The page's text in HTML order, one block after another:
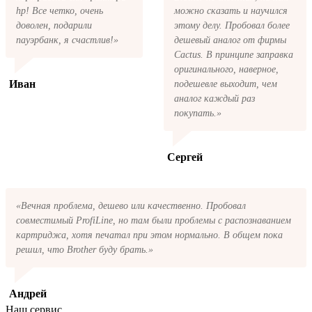
пожалуйста, свяжитесь с нами через сервис
обратная связь, или позвоните.
hp! Все четко, очень
доволен, подарили
пауэрбанк, я счастлив!»
Иван
можно сказать и научился
этому делу. Пробовал более
дешевый аналог от фирмы
Cactus. В принципе заправка
оригинального, наверное,
подешевле выходит, чем
аналог каждый раз
покупать.»
Сергей
«Вечная проблема, дешево или качественно. Пробовал
совместимый ProfiLine, но там были проблемы с распознаванием
картриджа, хотя печатал при этом нормально. В общем пока
решил, что Brother буду брать.»
Андрей
Наш сервис